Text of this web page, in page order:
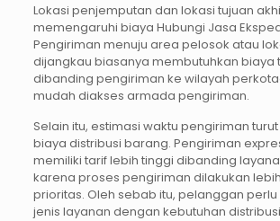
Lokasi penjemputan dan lokasi tujuan
memengaruhi biaya Hubungi Jasa
Pengiriman menuju area pelosok atau
dijangkau biasanya membutuhkan biaya
dibanding pengiriman ke wilayah
mudah diakses armada pengiriman.
Selain itu, estimasi waktu pengiriman
biaya distribusi barang. Pengiriman
memiliki tarif lebih tinggi dibanding
karena proses pengiriman dilakukan
prioritas. Oleh sebab itu, pelanggan
jenis layanan dengan kebutuhan